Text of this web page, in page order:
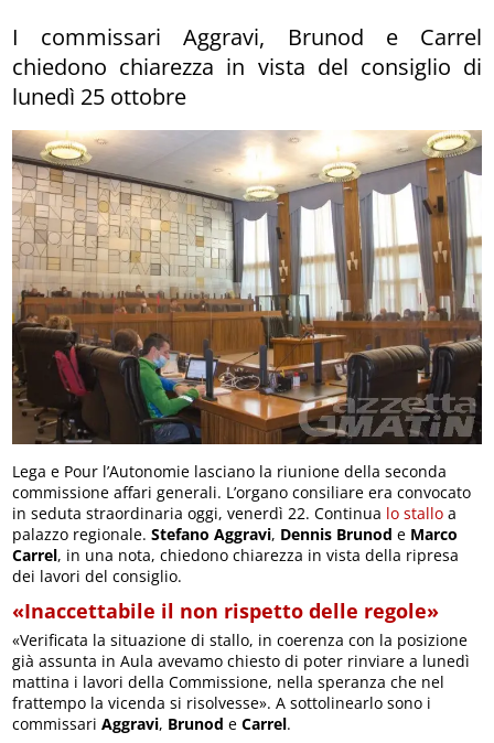
I commissari Aggravi, Brunod e Carrel
chiedono chiarezza in vista del consiglio di
lunedì 25 ottobre
Lega e Pour l’Autonomie lasciano la riunione della seconda
commissione affari generali. L’organo consiliare era convocato
in seduta straordinaria oggi, venerdì 22. Continua lo stallo a
palazzo regionale.Stefano Aggravi, Dennis Brunod e Marco
Carrel, in una nota, chiedono chiarezza in vista della ripresa
dei lavori del consiglio.
«Inaccettabile il non rispetto delle regole»
«Verificata la situazione di stallo, in coerenza con la posizione
già assunta in Aula avevamo chiesto di poter rinviare a lunedì
mattina i lavori della Commissione, nella speranza che nel
frattempo la vicenda si risolvesse». A sottolinearlo sono i
commissariAggravi, Brunod eCarrel.